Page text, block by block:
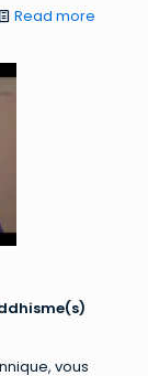
Read more
vous